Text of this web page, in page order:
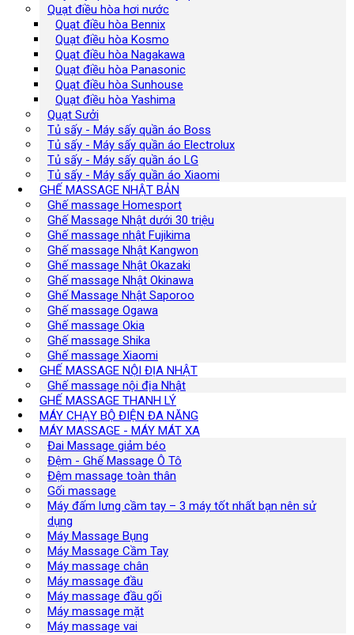
Quạt điều hòa hơi nước
Quạt điều hòa Bennix
Quạt điều hòa Kosmo
Quạt điều hòa Nagakawa
Quạt điều hòa Panasonic
Quạt điều hòa Sunhouse
Quạt điều hòa Yashima
Quạt Sưởi
Tủ sấy - Máy sấy quần áo Boss
Tủ sấy - Máy sấy quần áo Electrolux
Tủ sấy - Máy sấy quần áo LG
Tủ sấy - Máy sấy quần áo Xiaomi
GHẾ MASSAGE NHẬT BẢN
Ghế massage Homesport
Ghế Massage Nhật dưới 30 triệu
Ghế massage nhật Fujikima
Ghế massage Nhật Kangwon
Ghế massage Nhật Okazaki
Ghế massage Nhật Okinawa
Ghế Massage Nhật Saporoo
Ghế massage Ogawa
Ghế massage Okia
Ghế massage Shika
Ghế massage Xiaomi
GHẾ MASSAGE NỘI ĐỊA NHẬT
Ghế massage nội địa Nhật
GHẾ MASSAGE THANH LÝ
MÁY CHẠY BỘ ĐIỆN ĐA NĂNG
MÁY MASSAGE - MÁY MÁT XA
Đai Massage giảm béo
Đệm - Ghế Massage Ô Tô
Đệm massage toàn thân
Gối massage
Máy đấm lưng cầm tay – 3 máy tốt nhất bạn nên sử
dụng
Máy Massage Bụng
Máy Massage Cầm Tay
Máy massage chân
Máy massage đầu
Máy massage đầu gối
Máy massage mặt
Máy massage vai